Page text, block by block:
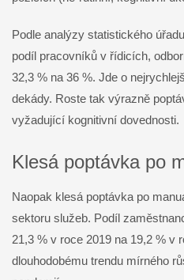
Podle analýzy statistického
podíl pracovníků v řídicích,
32,3 % na 36 %. Jde o
dekády. Roste tak výrazně
vyžadující kognitivní dovednosti.
Klesá poptávka po
Naopak klesá poptávka po
sektoru služeb. Podíl
21,3 % v roce 2019 na 19,2 % v
dlouhodobému trendu mírného